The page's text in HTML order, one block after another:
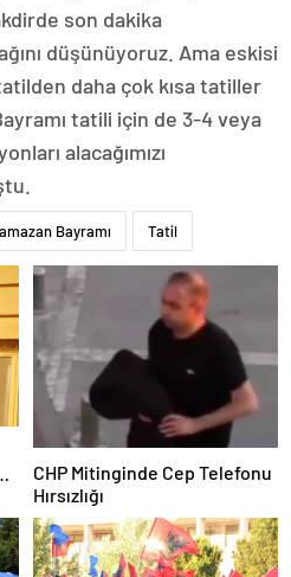
son dakika
düşünüyoruz. Ama eskisi
daha çok kısa tatiller
tatili için de 3-4 veya
alacağımızı
Bayramı Tatil
CHP Mitinginde Cep Telefonu
Hırsızlığı